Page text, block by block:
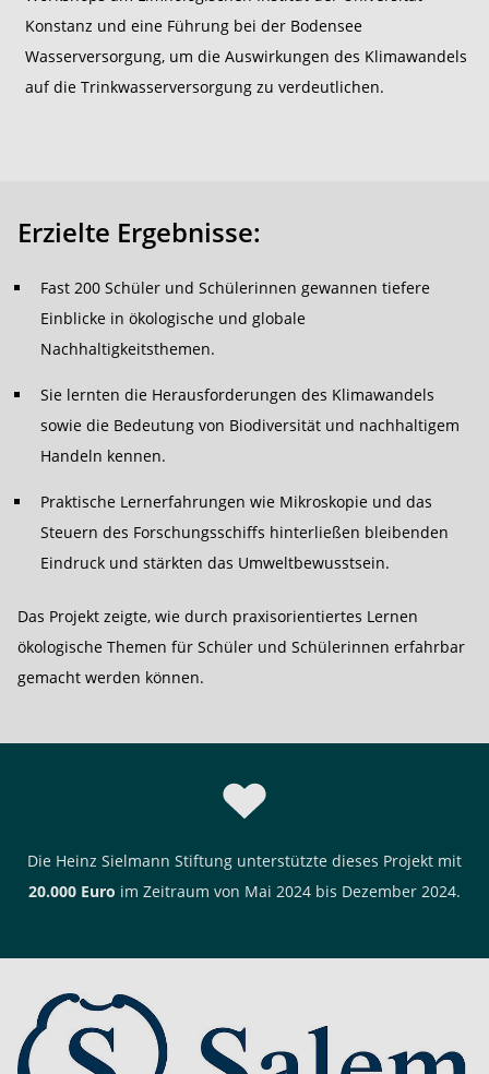
Konstanz und eine Führung bei der Bodensee
Wasserversorgung, um die Auswirkungen des Klimawandels
auf die Trinkwasserversorgung zu verdeutlichen.
Erzielte Ergebnisse:
Fast 200 Schüler und Schülerinnen gewannen tiefere
Einblicke in ökologische und globale
Nachhaltigkeitsthemen.
Sie lernten die Herausforderungen des Klimawandels
sowie die Bedeutung von Biodiversität und nachhaltigem
Handeln kennen.
Praktische Lernerfahrungen wie Mikroskopie und das
Steuern des Forschungsschiffs hinterließen bleibenden
Eindruck und stärkten das Umweltbewusstsein.
Das Projekt zeigte, wie durch praxisorientiertes Lernen
ökologische Themen für Schüler und Schülerinnen erfahrbar
gemacht werden können.
Die Heinz Sielmann Stiftung unterstützte dieses Projekt mit
20.000 Euro im Zeitraum von Mai 2024 bis Dezember 2024.